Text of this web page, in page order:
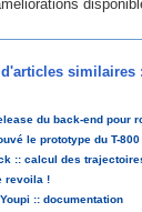
similaires :
du back-end pour
le prototype du T-800
:: calcul des
revoila !
:: documentation